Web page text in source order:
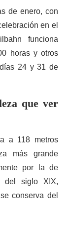
de enero, con
en el
funciona
horas y otros
24 y 31 de
que ver
a 118 metros
más grande
por la de
del siglo XIX,
conserva del